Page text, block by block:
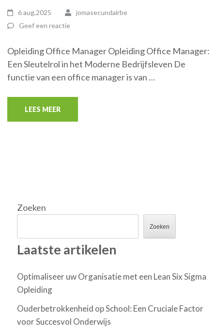
6 aug,2025
jomasecundairbe
Geef een reactie
Opleiding Office Manager Opleiding Office Manager:
Een Sleutelrol in het Moderne Bedrijfsleven De
functie van een office manager is van …
LEES MEER
Zoeken
Zoeken
Laatste artikelen
Optimaliseer uw Organisatie met een Lean Six Sigma
Opleiding
Ouderbetrokkenheid op School: Een Cruciale Factor
voor Succesvol Onderwijs